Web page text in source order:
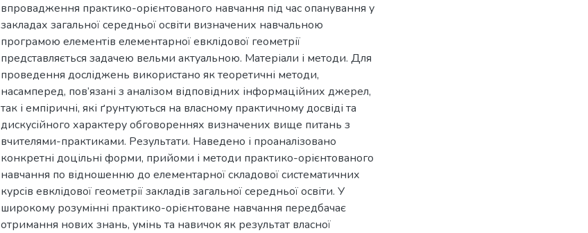
впровадження практико-орієнтованого навчання під час опанування у
закладах загальної середньої освіти визначених навчальною
програмою елементів елементарної евклідової геометрії
представляється задачею вельми актуальною. Матеріали і методи. Для
проведення досліджень використано як теоретичні методи,
насамперед, пов’язані з аналізом відповідних інформаційних джерел,
так і емпіричні, які ґрунтуються на власному практичному досвіді та
дискусійного характеру обговореннях визначених вище питань з
вчителями-практиками. Результати. Наведено і проаналізовано
конкретні доцільні форми, прийоми і методи практико-орієнтованого
навчання по відношенню до елементарної складової систематичних
курсів евклідової геометрії закладів загальної середньої освіти. У
широкому розумінні практико-орієнтоване навчання передбачає
отримання нових знань, умінь та навичок як результат власної